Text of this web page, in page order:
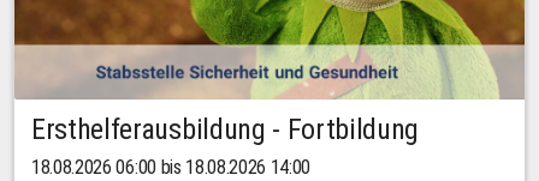
Ersthelferausbildung - Fortbildung
18.08.2026 06:00 bis 18.08.2026 14:00